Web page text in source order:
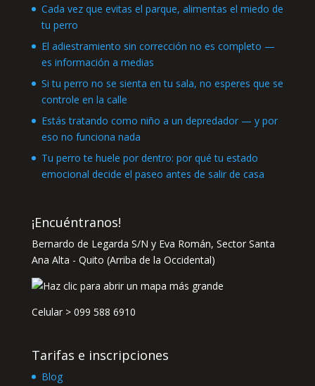
Cada vez que evitas el parque, alimentas el miedo de
tu perro
El adiestramiento sin corrección no es completo —
es información a medias
Si tu perro no se sienta en tu sala, no esperes que se
controle en la calle
Estás tratando como niño a un depredador — y por
eso no funciona nada
Tu perro te huele por dentro: por qué tu estado
emocional decide el paseo antes de salir de casa
¡Encuéntranos!
Bernardo de Legarda S/N y Eva Román, Sector Santa
Ana Alta - Quito (Arriba de la Occidental)
Celular > 099 588 6910
Tarifas e inscripciones
Blog